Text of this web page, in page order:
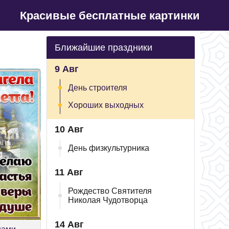
Красивые бесплатные картинки
Ближайшие праздники
9 Авг
День строителя
Хороших выходных
10 Авг
День физкультурника
11 Авг
Рождество Святителя
Николая Чудотворца
14 Авг